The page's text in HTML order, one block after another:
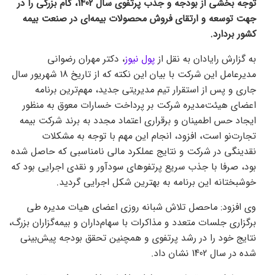
توجه بخشی از بودجه و جذب پرتفوی سال 1402، گام بزرگی را در
جهت توسعه و ارتقای فروش محصولات بیمه‌ای در صنعت بیمه
کشور بردارد.
به گزارش رایادان به نقل از پول نیوز، دکتر مهران رضوانی
مدیرعامل این شرکت با بیان این نکته که از تاریخ 18 شهریور سال
جاری و پس از استقرار تیم مدیریتی جدید، مهم‌ترین برنامه
اعضای هیئت‌مدیره شرکت بر پرداخت خسارات معوق به منظور
ایجاد حس اطمینان و برقراری اعتماد مجدد به برند شرکت بیمه
تجارت‌نو است، افزود، انجام این مهم با توجه به مشکلات
نقدینگی در شرکت و نتایج عملکرد مالی نامناسبی که حاصل شده
بود، صرفا با جذب سریع پرتفوهای سودآور و نقدی اجرایی بود که
خوشبختانه این برنامه به بهترین شکل اجرایی گردید.
وی افزود: ماحصل تلاش شبانه روزی اعضای هیات مدیره طی
برگزاری جلسات متعدد و مذاکرات با سهام‌داران و بیمه‌گزاران بزرگ،
نتایج خود را در رشد پرتفوی و همچنین تحقق بودجه پیش‌بینی
شده در سال 1402 نشان داد.